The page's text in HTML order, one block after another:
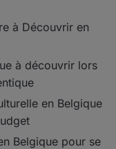
à Découvrir en
à découvrir lors
en Belgique
Belgique pour se